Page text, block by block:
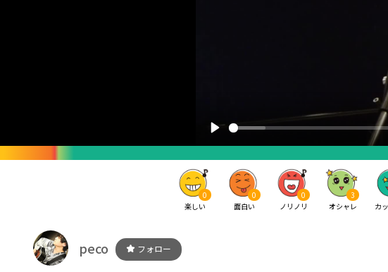
0
楽しい
0
面白い
0
ノリノリ
3
オシャレ
カ
peco フォロー